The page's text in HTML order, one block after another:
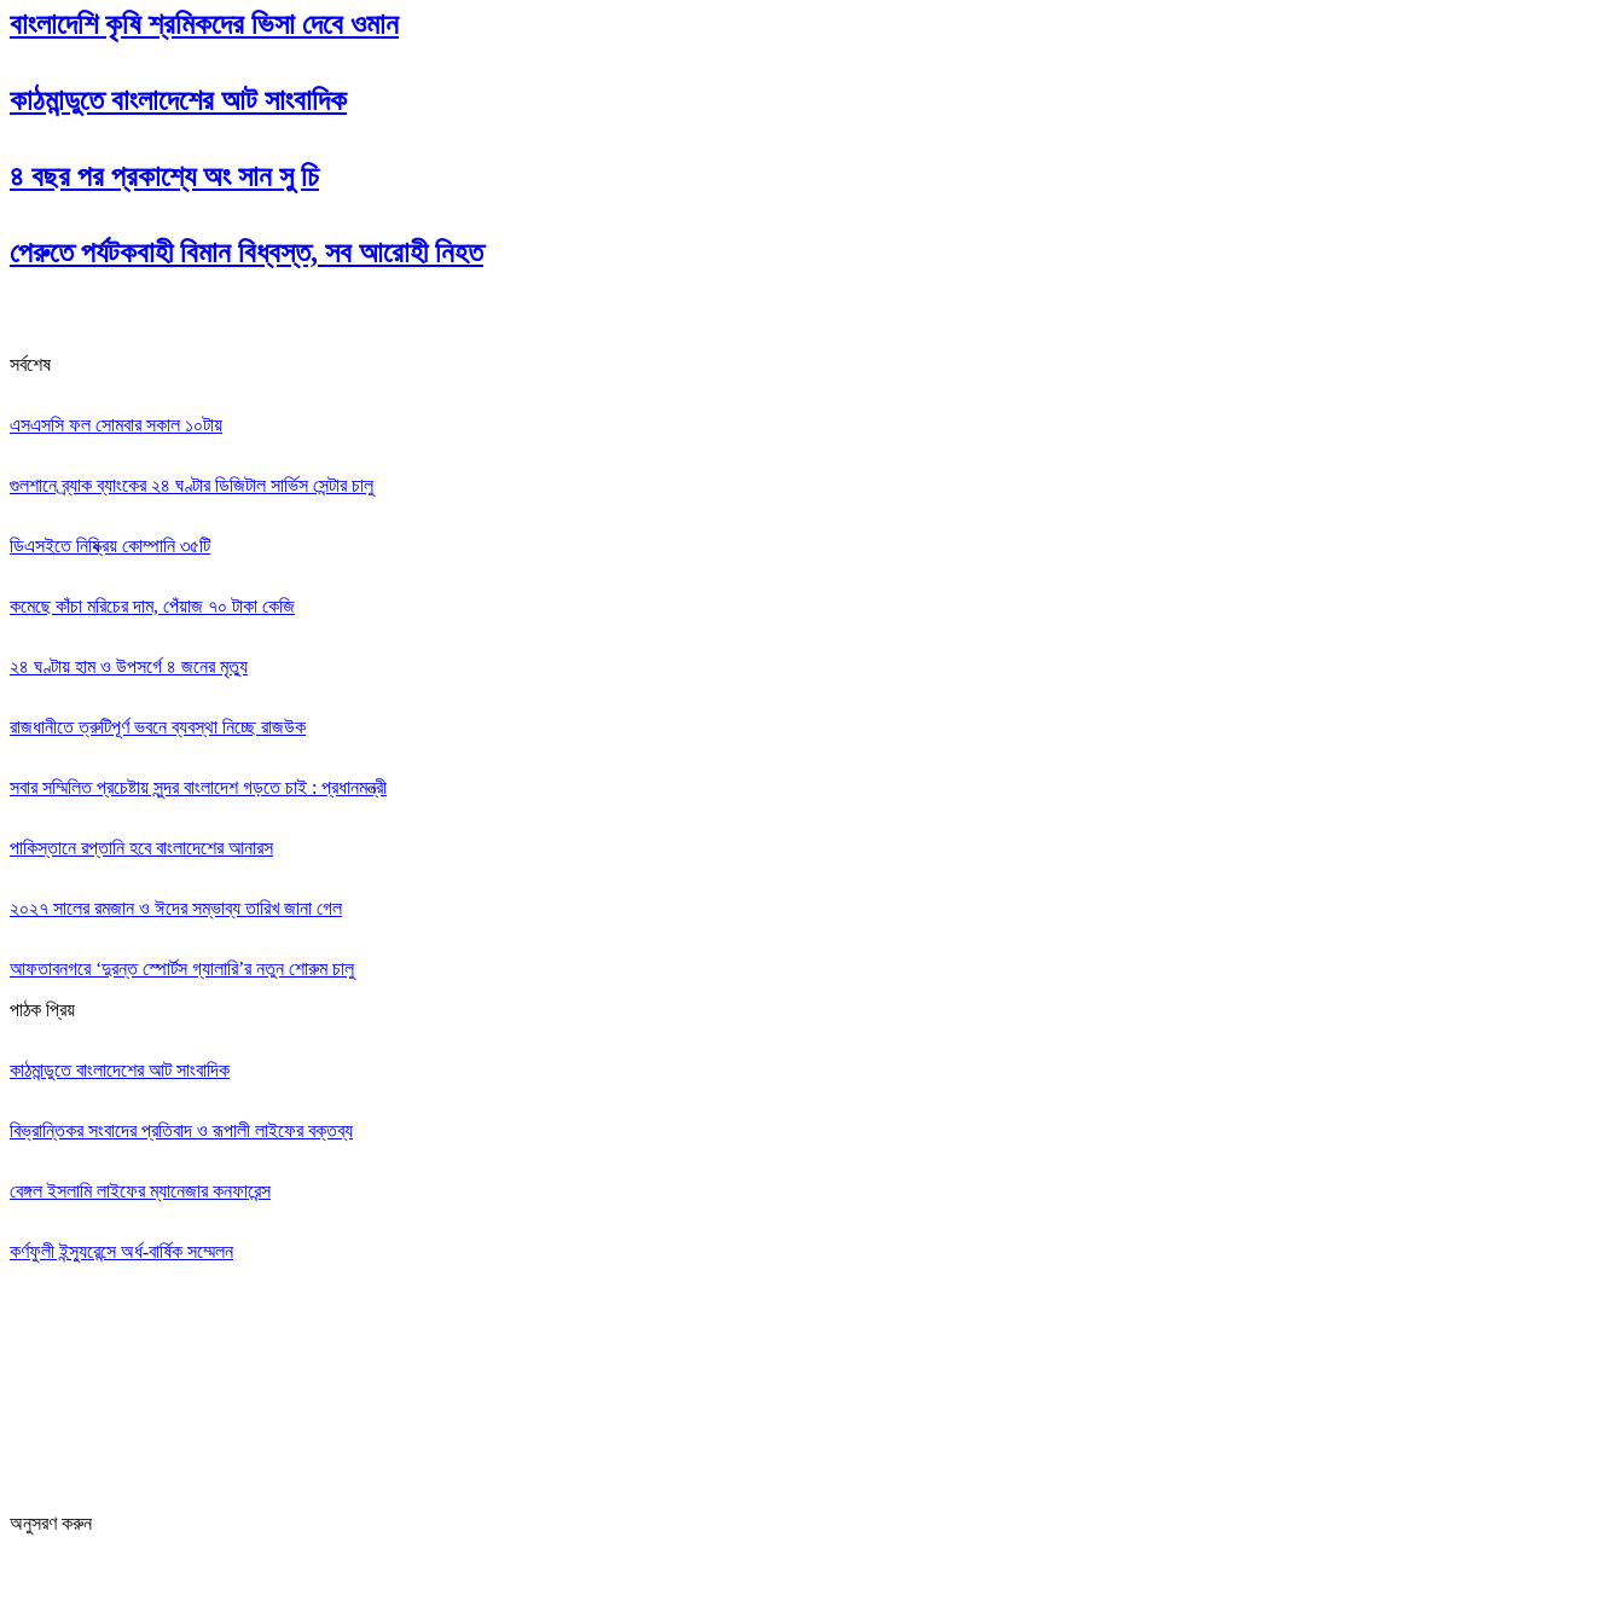
বাংলাদেশি কৃষি শ্রমিকদের ভিসা দেবে ওমান
কাঠমান্ডুতে বাংলাদেশের আট সাংবাদিক
৪ বছর পর প্রকাশ্যে অং সান সু চি
পেরুতে পর্যটকবাহী বিমান বিধ্বস্ত, সব আরোহী নিহত
সর্বশেষ
এসএসসি ফল সোমবার সকাল ১০টায়
গুলশানে ব্র্যাক ব্যাংকের ২৪ ঘণ্টার ডিজিটাল সার্ভিস সেন্টার চালু
ডিএসইতে নিষ্ক্রিয় কোম্পানি ৩৫টি
কমেছে কাঁচা মরিচের দাম, পেঁয়াজ ৭০ টাকা কেজি
২৪ ঘণ্টায় হাম ও উপসর্গে ৪ জনের মৃত্যু
রাজধানীতে ত্রুটিপূর্ণ ভবনে ব্যবস্থা নিচ্ছে রাজউক
সবার সম্মিলিত প্রচেষ্টায় সুন্দর বাংলাদেশ গড়তে চাই : প্রধানমন্ত্রী
পাকিস্তানে রপ্তানি হবে বাংলাদেশের আনারস
২০২৭ সালের রমজান ও ঈদের সম্ভাব্য তারিখ জানা গেল
আফতাবনগরে ‘দুরন্ত স্পোর্টস গ্যালারি’র নতুন শোরুম চালু
পাঠক প্রিয়
কাঠমান্ডুতে বাংলাদেশের আট সাংবাদিক
বিভ্রান্তিকর সংবাদের প্রতিবাদ ও রূপালী লাইফের বক্তব্য
বেঙ্গল ইসলামি লাইফের ম্যানেজার কনফারেন্স
কর্ণফুলী ইন্স্যুরেন্সে অর্ধ-বার্ষিক সম্মেলন
অনুসরণ করুন